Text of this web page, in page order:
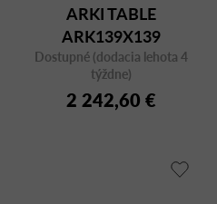
ARKI TABLE
ARK139X139
BIANCO/CFC BI
Dostupné (dodacia lehota 4
týždne)
2 242,60 €